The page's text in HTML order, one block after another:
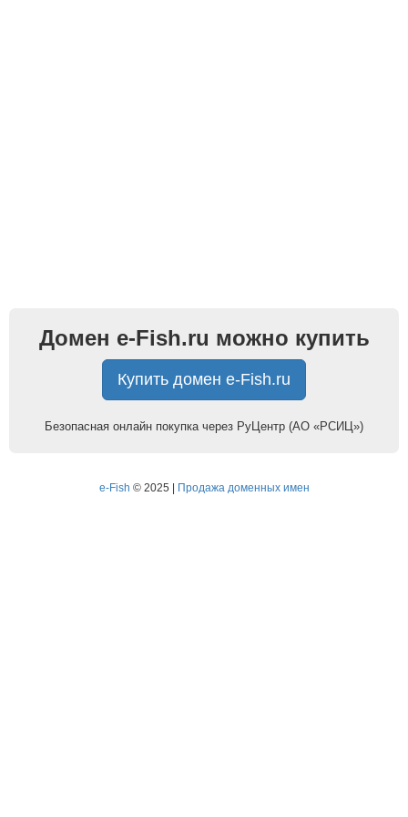
Домен e-Fish.ru можно купить
Купить домен e-Fish.ru
Безопасная онлайн покупка через РуЦентр (АО «РСИЦ»)
e-Fish © 2025 | Продажа доменных имен